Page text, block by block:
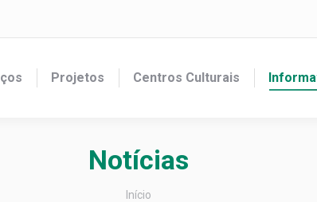
Projetos Centros Culturais
Notícias
Você está aqui:
Início